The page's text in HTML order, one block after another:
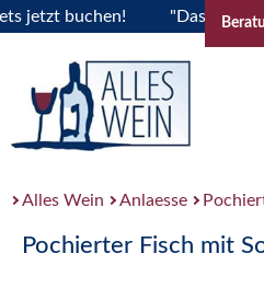
buchen! "Das
Alles Wein Anlaesse
Pochierter Fisch mit